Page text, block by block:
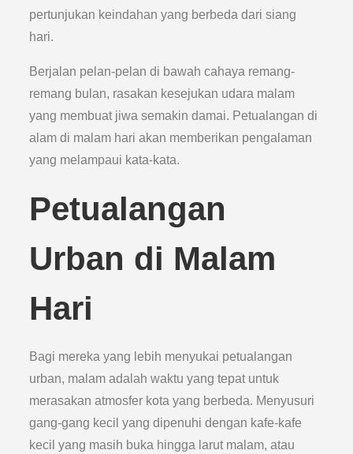
pertunjukan keindahan yang berbeda dari siang
hari.
Berjalan pelan-pelan di bawah cahaya remang-
remang bulan, rasakan kesejukan udara malam
yang membuat jiwa semakin damai. Petualangan di
alam di malam hari akan memberikan pengalaman
yang melampaui kata-kata.
Petualangan
Urban di Malam
Hari
Bagi mereka yang lebih menyukai petualangan
urban, malam adalah waktu yang tepat untuk
merasakan atmosfer kota yang berbeda. Menyusuri
gang-gang kecil yang dipenuhi dengan kafe-kafe
kecil yang masih buka hingga larut malam, atau